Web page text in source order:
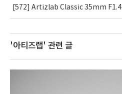
[572] Artizlab Classic 35mm F1.4
'아티즈랩' 관련 글